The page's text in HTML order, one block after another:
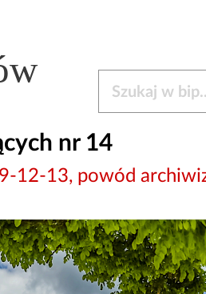
nr 14
12-13, powód